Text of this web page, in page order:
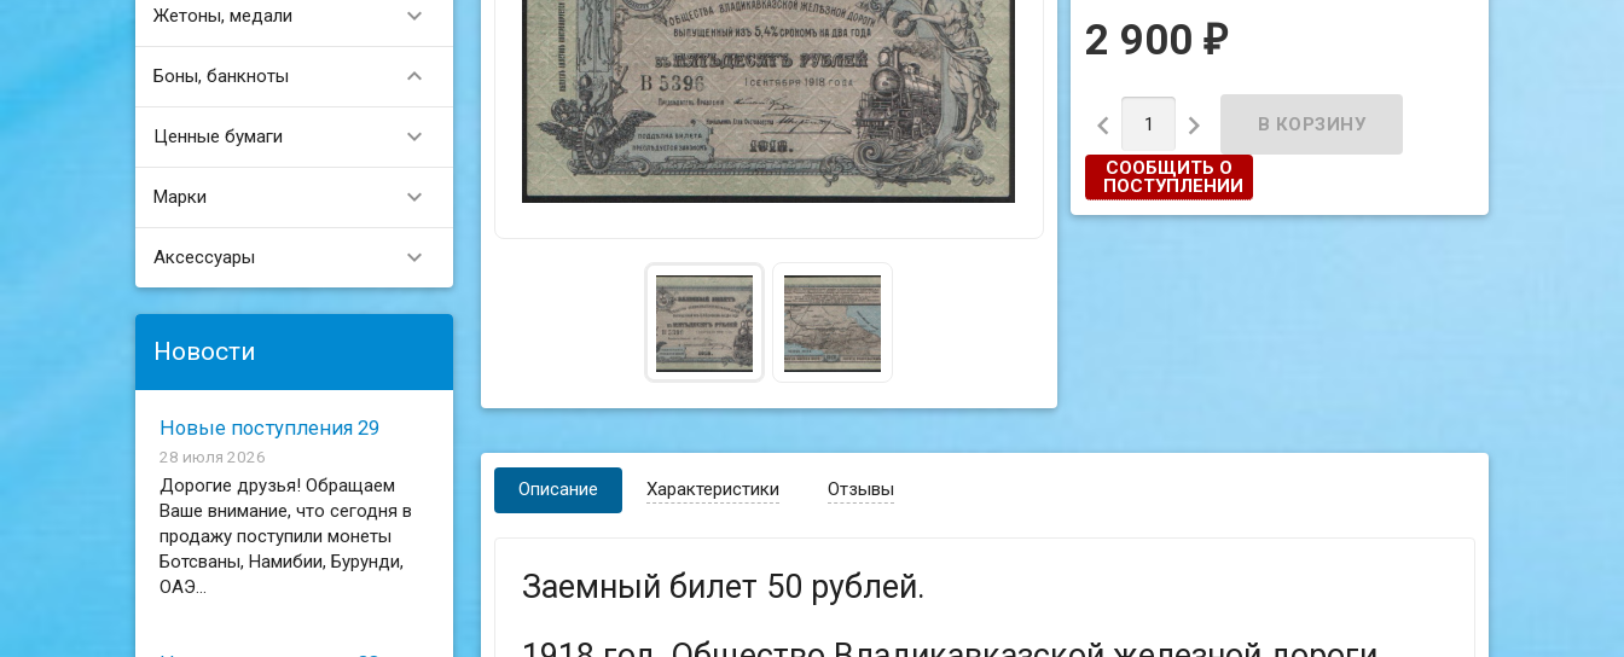
Жетоны, медали 
Боны, банкноты 
Ценные бумаги 
Марки 
Аксессуары 
Новости
Новые поступления 29
28 июля 2026
Дорогие друзья! Обращаем
Ваше внимание, что сегодня в
продажу поступили монеты
Ботсваны, Намибии, Бурунди,
ОАЭ...
2 900₽
 
СООБЩИТЬ О
ПОСТУПЛЕНИИ
Описание Характеристики Отзывы
Заемный билет 50 рублей.